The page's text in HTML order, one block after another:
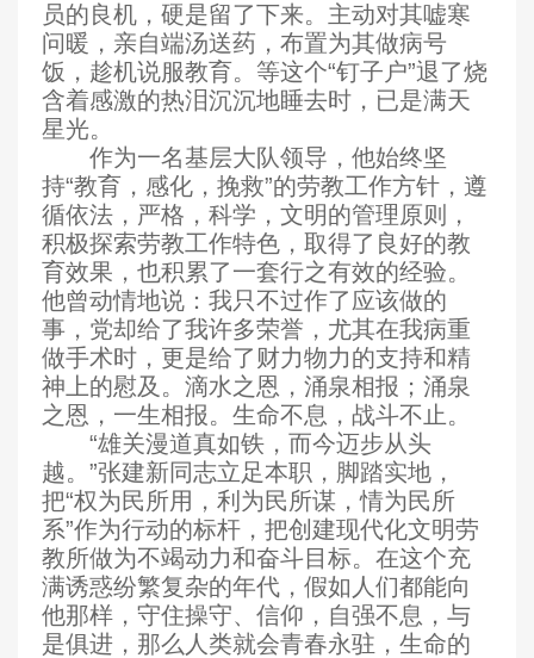
员的良机，硬是留了下来。主动对其嘘寒
问暖，亲自端汤送药，布置为其做病号
饭，趁机说服教育。等这个“钉子户”退了烧
含着感激的热泪沉沉地睡去时，已是满天
星光。
作为一名基层大队领导，他始终坚
持“教育，感化，挽救”的劳教工作方针，遵
循依法，严格，科学，文明的管理原则，
积极探索劳教工作特色，取得了良好的教
育效果，也积累了一套行之有效的经验。
他曾动情地说：我只不过作了应该做的
事，党却给了我许多荣誉，尤其在我病重
做手术时，更是给了财力物力的支持和精
神上的慰及。滴水之恩，涌泉相报；涌泉
之恩，一生相报。生命不息，战斗不止。
“雄关漫道真如铁，而今迈步从头
越。”张建新同志立足本职，脚踏实地，
把“权为民所用，利为民所谋，情为民所
系”作为行动的标杆，把创建现代化文明劳
教所做为不竭动力和奋斗目标。在这个充
满诱惑纷繁复杂的年代，假如人们都能向
他那样，守住操守、 信仰，自强不息，与
是俱进，那么人类就会青春永驻，生命的